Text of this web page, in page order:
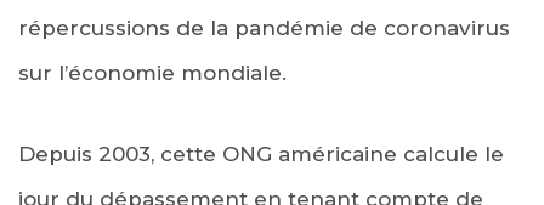
répercussions de la pandémie de coronavirus
sur l’économie mondiale.
Depuis 2003, cette ONG américaine calcule le
jour du dépassement en tenant compte de